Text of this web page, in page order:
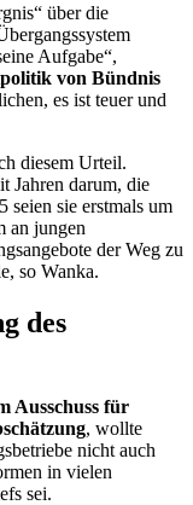
über die
Aufgabe“,
von Bündnis
es ist teuer und
diesem Urteil.
Jahren darum, die
seien sie erstmals um
an jungen
der Weg zu
so Wanka.
des
Ausschuss für
, wollte
nicht auch
in vielen
sei.